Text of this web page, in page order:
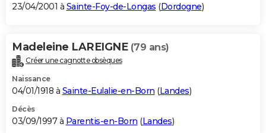
23/04/2001 à Sainte-Foy-de-Longas (Dordogne)
Madeleine LAREIGNE (79 ans)
Créer une cagnotte obsèques
Naissance
04/01/1918 à Sainte-Eulalie-en-Born (Landes)
Décès
03/09/1997 à Parentis-en-Born (Landes)